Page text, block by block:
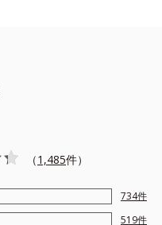
（1,485件）
734件
519件